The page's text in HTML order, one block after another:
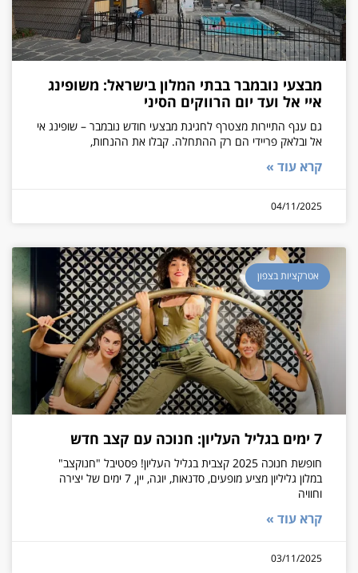
מבצעי נובמבר בבתי המלון בישראל: משופינג
איי אל ועד יום הרווקים הסיני
גם ענף התיירות מצטרף לחגיגת מבצעי חודש נובמבר – שופינג אי
אל ובלאק פריידי הם רק ההתחלה. קבלו את ההנחות,
קרא עוד »
04/11/2025
אטרקציות בצפון
7 ימים בגליל העליון: חנוכה עם קצב חדש
חופשת חנוכה 2025 קצבית בגליל העליון! פסטיבל "חנוקצב"
במלון גליליון מציע מופעים, סדנאות, יוגה, יין, 7 ימים של יצירה
וחוויה
קרא עוד »
03/11/2025